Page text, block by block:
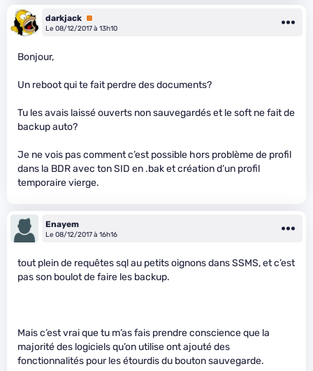
darkjack Premium
Le 08/12/2017 à 13h10
Bonjour,
Un reboot qui te fait perdre des documents?
Tu les avais laissé ouverts non sauvegardés et le soft ne fait de
backup auto?
Je ne vois pas comment c’est possible hors problème de profil
dans la BDR avec ton SID en .bak et création d’un profil
temporaire vierge.
Enayem
Le 08/12/2017 à 16h16
tout plein de requêtes sql au petits oignons dans SSMS, et c’est
pas son boulot de faire les backup.
Mais c’est vrai que tu m’as fais prendre conscience que la
majorité des logiciels qu’on utilise ont ajouté des
fonctionnalités pour les étourdis du bouton sauvegarde.